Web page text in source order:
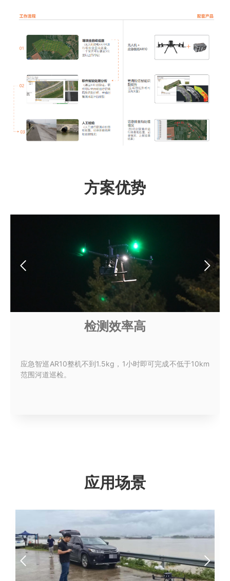
方案优势
检测效率高
应急智巡AR10整机不到1.5kg，1小时即可完成不低于10km
范围河道巡检。
应用场景